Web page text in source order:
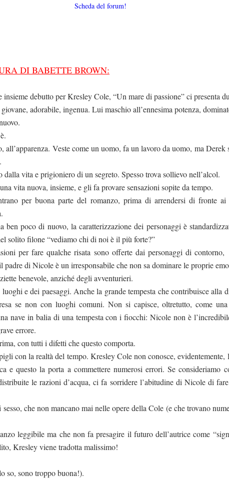
Scheda del forum!
DI BABETTE BROWN:
debutto per Kresley Cole, “Un mare di passione” ci presenta
adorabile, ingenua. Lui maschio all’ennesima potenza,
all’apparenza. Veste come un uomo, fa un lavoro da uomo, ma Derek
dalla vita e prigioniero di un segreto. Spesso trova sollievo nell’alcol.
vita nuova, insieme, e gli fa provare sensazioni sopite da tempo.
per buona parte del romanzo, prima di arrendersi di fronte ai
ben poco di nuovo, la caratterizzazione dei personaggi è
solito filone “vediamo chi di noi è il più forte?”
per fare qualche risata sono offerte dai personaggi di
padre di Nicole è un irresponsabile che non sa dominare le proprie
benevole, anziché degli avventurieri.
e dei paesaggi. Anche la grande tempesta che contribuisce alla
se non con luoghi comuni. Non si capisce, oltretutto, come una
nave in balia di una tempesta con i fiocchi: Nicole non è
errore.
con tutti i difetti che questo comporta.
con la realtà del tempo. Kresley Cole non conosce,
e questo la porta a commettere numerosi errori. Se consideriamo
le razioni d’acqua, ci fa sorridere l’abitudine di Nicole di
che non mancano mai nelle opere della Cole (e che trovano
leggibile ma che non fa presagire il futuro dell’autrice come
Kresley viene tradotta malissimo!
so, sono troppo buona!).